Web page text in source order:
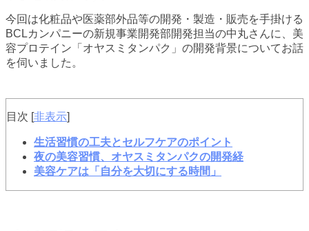
今回は化粧品や医薬部外品等の開発・製造・販売を手掛ける
BCLカンパニーの新規事業開発部開発担当の中丸さんに、美
容プロテイン「オヤスミタンパク」の開発背景についてお話
を伺いました。
目次 [非表示]
生活習慣の工夫とセルフケアのポイント
夜の美容習慣、オヤスミタンパクの開発経
美容ケアは「自分を大切にする時間」